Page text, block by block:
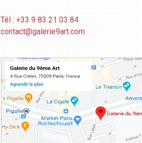
Tél : +33 9 83 21 03 84
contact@galerie9art.com